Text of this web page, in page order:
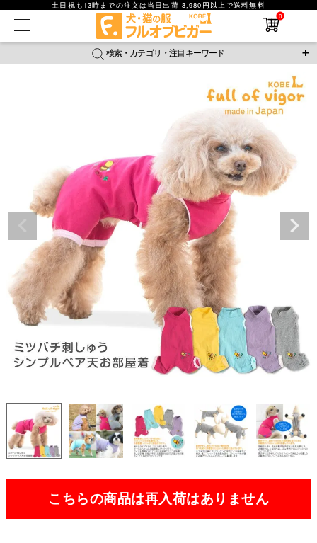
土日祝も13時までの注文は当日出荷 3,980円以上で送料無料
0
検索・カテゴリ・注目キーワード
ラッシュガード
背中開きアイテム
新作アイテム
返品・交換について ご利用ガイド
詳細検索
在庫なし商品
在庫なし商品を表示しない
価格が安い順
価格が高い順
レビュー数順
検索
こちらの商品は再入荷はありません